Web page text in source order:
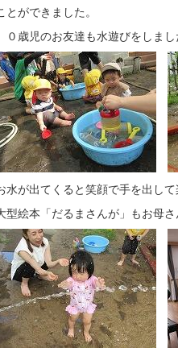
とができました。
０歳児のお友達も水遊びをしまし
水が出てくると笑顔で手を出して
型絵本「だるまさんが」もお母